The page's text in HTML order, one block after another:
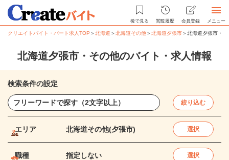
後で見る 閲覧履歴 会員登録 メニュー
クリエイトバイト・パート求人TOP ＞北海道 ＞北海道その他＞北海道夕張市＞北海道夕張市・
北海道夕張市・その他のバイト・求人情報
検索条件の設定
絞り込む
エリア 北海道その他(夕張市) 選択
職種 指定しない 選択